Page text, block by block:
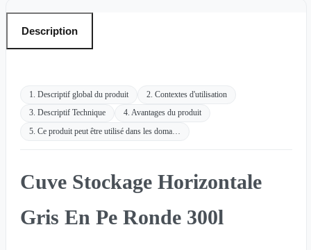
Description
1. Descriptif global du produit
2. Contextes d'utilisation
3. Descriptif Technique
4. Avantages du produit
5. Ce produit peut être utilisé dans les doma…
Cuve Stockage Horizontale
Gris En Pe Ronde 300l